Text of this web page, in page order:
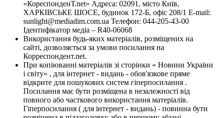
«КореспонденТ.net» Адреса: 02091, місто Київ,
ХАРКІВСЬКЕ ШОСЕ, будинок 172-Б, офіс 208/1 E-mail:
sunlight@mediadim.com.ua Телефон: 044-205-43-00
Ідентифікатор медіа – R40-06068
Використання будь-яких матеріалів, розміщених на
сайті, дозволяється за умови посилання на
Корреспондент.net.
При копіюванні матеріалів зі сторінки « Новини України
і світу» , для інтернет - видань - обов'язкове пряме
відкрите для пошукових систем гіперпосилання .
Посилання має бути розміщена в незалежності від
повного або часткового використання матеріалів.
Гіперпосилання ( для інтернет - видань) - повинна бути